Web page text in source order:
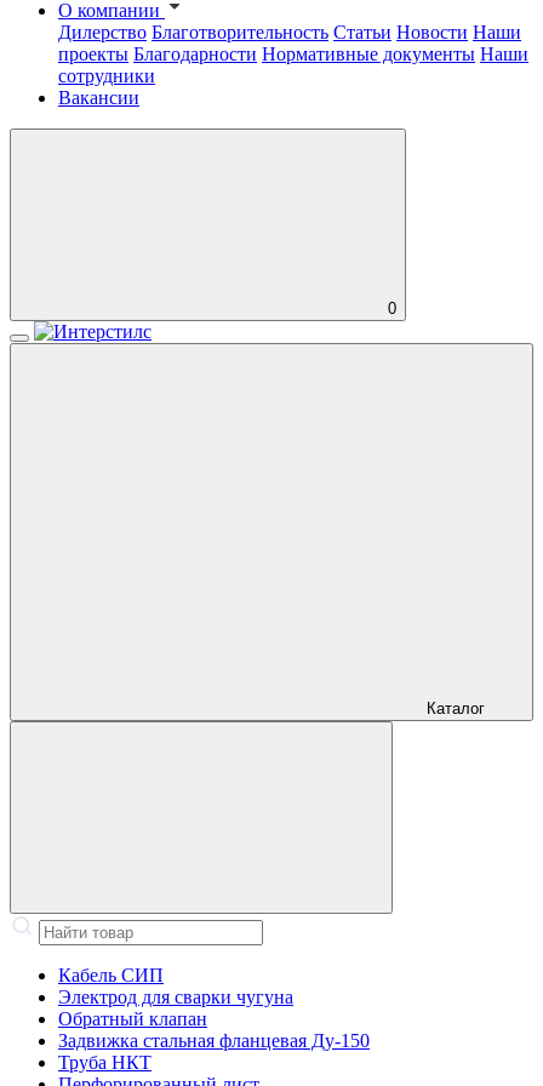
О компании
Дилерство Благотворительность Статьи Новости Наши
проекты Благодарности Нормативные документы Наши
сотрудники
Вакансии
0
Каталог
Кабель СИП
Электрод для сварки чугуна
Обратный клапан
Задвижка стальная фланцевая Ду-150
Труба НКТ